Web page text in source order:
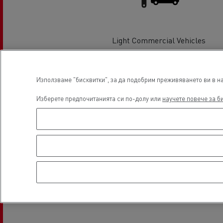
Строителство
Земекопни дейности
Light Commercial Vehicles
Service and Repair
Местоположение
Използваме "бисквитки", за да подобрим преживяването ви в
Изберете предпочитанията си по-долу или научете повече за